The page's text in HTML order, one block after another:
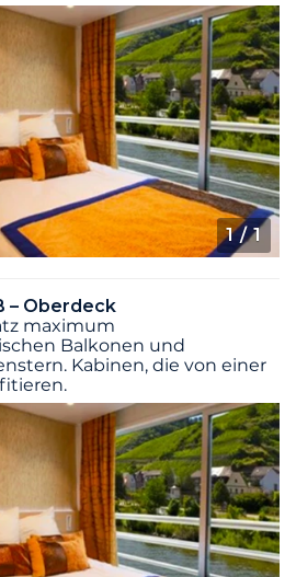
1/ 1
– Oberdeck
maximum
Balkonen und
Kabinen, die von einer